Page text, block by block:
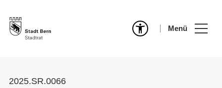
Menü
2025.SR.0066